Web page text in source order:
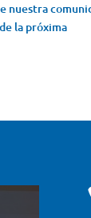
nuestra
la próxima